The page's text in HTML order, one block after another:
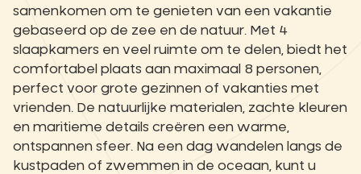
samenkomen om te genieten van een vakantie
gebaseerd op de zee en de natuur. Met 4
slaapkamers en veel ruimte om te delen, biedt het
comfortabel plaats aan maximaal 8 personen,
perfect voor grote gezinnen of vakanties met
vrienden. De natuurlijke materialen, zachte kleuren
en maritieme details creëren een warme,
ontspannen sfeer. Na een dag wandelen langs de
kustpaden of zwemmen in de oceaan, kunt u